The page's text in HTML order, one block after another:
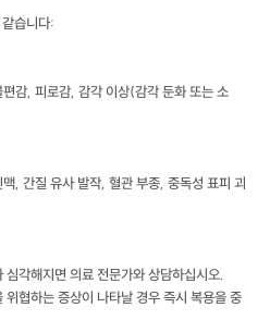
습니다:
감, 피로감, 감각 이상(감각 둔화 또는 소
, 간질 유사 발작, 혈관 부종, 중독성 표피 괴
각해지면 의료 전문가와 상담하십시오.
협하는 증상이 나타날 경우 즉시 복용을 중